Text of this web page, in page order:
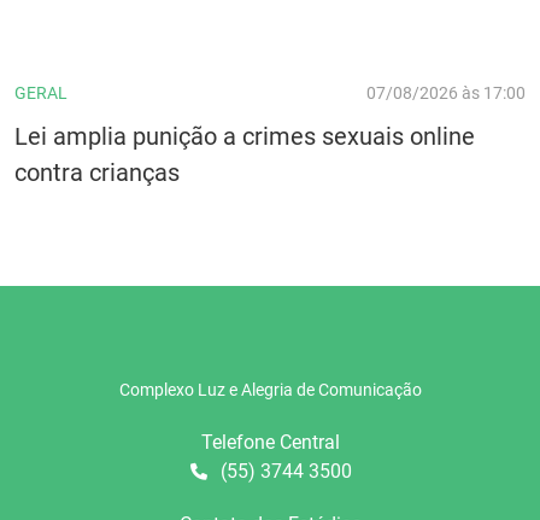
GERAL 07/08/2026 às 17:00
Lei amplia punição a crimes sexuais online
contra crianças
Complexo Luz e Alegria de Comunicação
Telefone Central
(55) 3744 3500